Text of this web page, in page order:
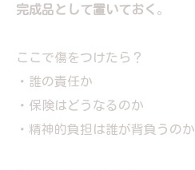
完成品として置いておく 。
ここで傷をつけたら？
・誰の責任か
・保険はどうなるのか
・精神的負担は誰が背負うのか